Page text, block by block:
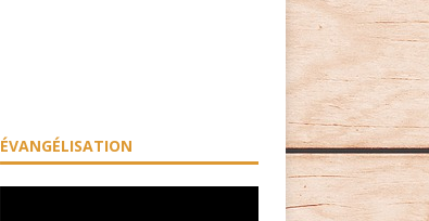
ÉVANGÉLISATION